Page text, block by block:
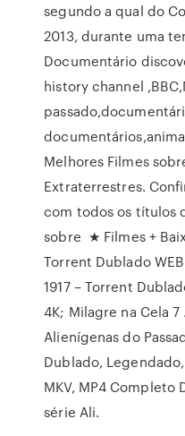
segundo a qual do
2013, durante uma
Documentário
history channel
Melhores Filmes
Extraterrestres.
com todos os títulos
sobre ★ Filmes +
Torrent Dublado
1917 – Torrent
4K; Milagre na Cela 7
Alienígenas do
Dublado,
MKV, MP4 Completo
série Ali.